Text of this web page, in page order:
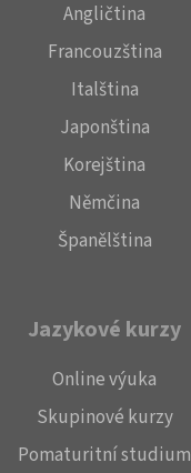
Angličtina
Francouzština
Italština
Japonština
Korejština
Němčina
Španělština
Jazykové kurzy
Online výuka
Skupinové kurzy
Pomaturitní studium